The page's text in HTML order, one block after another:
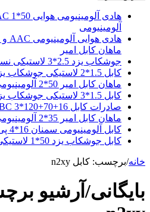
آلومینیومی
ماهان کابل امیر
جوشکاب یزد 2.5*3 لاستیکی نسوز نمایندگی لاله زار
کابل 1.5*2 لاستیکی جوشکاب یزد لیست قیمت روز
ماهان کابل امیر 50*2 آلومینیومی PVC نمایندگی اصلی
کابل 1.5*3 لاستیکی جوشکاب یزد فروش عمده
صادرات کابل 16+70+120*3 ABC هوایی بهترین قیمت ایران
ماهان کابل امیر 35*2 آلومینیومی دفتر فروش لاله زار
کابل آلومینیومی سمنان 16*4 پی وی سی نمایندگی فروش
کابل جوشکاب یزد 50*1 لاستیکی نمایندگی اصلی فروش
خانه/برچسب: کابل n2xy
بایگانی/آرشیو